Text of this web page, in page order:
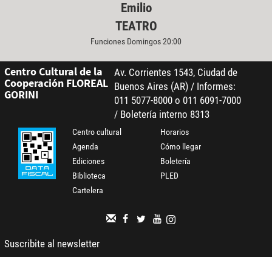
Emilio
TEATRO
Funciones Domingos 20:00
Centro Cultural de la
Cooperación FLOREAL
GORINI
Av. Corrientes 1543, Ciudad de
Buenos Aires (AR) / Informes:
011 5077-8000 o 011 6091-7000
/ Boletería interno 8313
Centro cultural
Agenda
Ediciones
Biblioteca
Cartelera
Horarios
Cómo llegar
Boletería
PLED
Suscribite al newsletter